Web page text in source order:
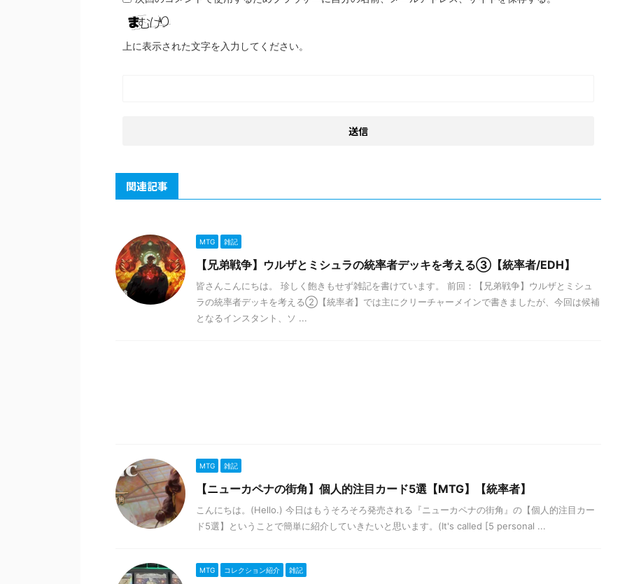
上に表示された文字を入力してください。
関連記事
MTG 雑記
【兄弟戦争】ウルザとミシュラの統率者デッキを考える③【統率者/EDH】
皆さんこんにちは。 珍しく飽きもせず雑記を書けています。 前回：【兄弟戦争】ウルザとミシュ
ラの統率者デッキを考える②【統率者】では主にクリーチャーメインで書きましたが、今回は候補
となるインスタント、ソ ...
MTG 雑記
【ニューカペナの街角】個人的注目カード5選【MTG】【統率者】
こんにちは。(Hello.) 今日はもうそろそろ発売される『ニューカペナの街角』の【個人的注目カー
ド5選】ということで簡単に紹介していきたいと思います。(It's called [5 personal ...
MTG コレクション紹介 雑記